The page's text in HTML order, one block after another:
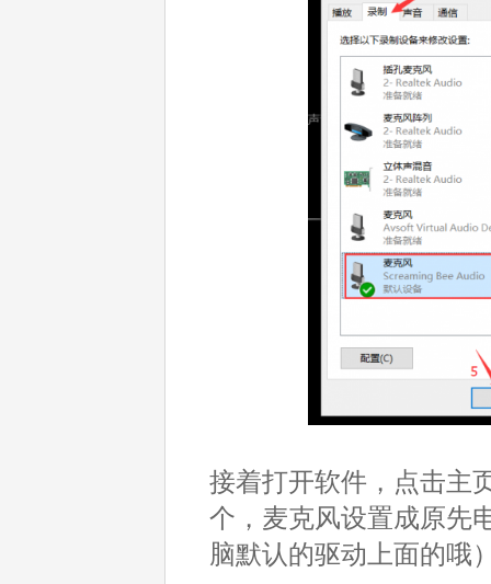
接着打开软件，点击主
个，麦克风设置成原先
脑默认的驱动上面的哦